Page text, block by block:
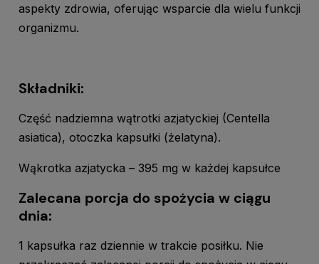
aspekty zdrowia, oferując wsparcie dla wielu funkcji
organizmu.
Składniki:
Część nadziemna wątrotki azjatyckiej (Centella
asiatica), otoczka kapsułki (żelatyna).
Wąkrotka azjatycka – 395 mg w każdej kapsułce
Zalecana porcja do spożycia w ciągu
dnia:
1 kapsułka raz dziennie w trakcie posiłku. Nie